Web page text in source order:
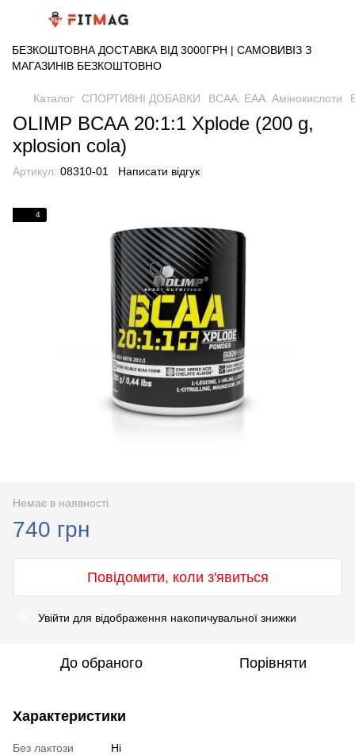
БЕЗКОШТОВНА ДОСТАВКА ВІД 3000ГРН | САМОВИВІЗ З
МАГАЗИНІВ БЕЗКОШТОВНО
Каталог СПОРТИВНІ ДОБАВКИ BCAA. EAA. Амінокислоти
OLIMP BCAA 20:1:1 Xplode (200 g,
xplosion cola)
Артикул: 08310-01 Написати відгук
4
Немає в наявності
740 грн
Повідомити, коли з'явиться
Увійти для відображення накопичувальної знижки
До обраного Порівняти
Характеристики
Без лактози
Ні